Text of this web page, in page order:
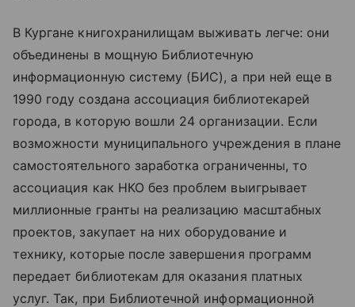
В Кургане книгохранилищам выживать легче: они
объединены в мощную Библиотечную
информационную систему (БИС), а при ней еще в
1990 году создана ассоциация библиотекарей
города, в которую вошли 24 организации. Если
возможности муниципального учреждения в плане
самостоятельного заработка ограниченны, то
ассоциация как НКО без проблем выигрывает
миллионные гранты на реализацию масштабных
проектов, закупает на них оборудование и
технику, которые после завершения программ
передает библиотекам для оказания платных
услуг. Так, при Библиотечной информационной